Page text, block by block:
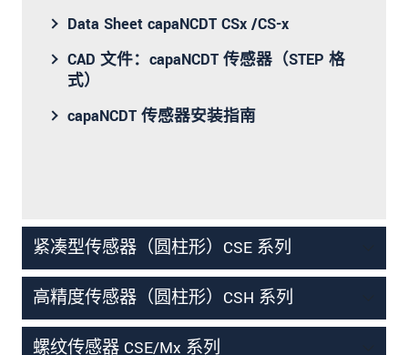
Data Sheet capaNCDT CSx /CS-x
CAD 文件：capaNCDT 传感器（STEP 格
式）
capaNCDT 传感器安装指南
紧凑型传感器（圆柱形）CSE 系列
高精度传感器（圆柱形）CSH 系列
螺纹传感器 CSE/Mx 系列